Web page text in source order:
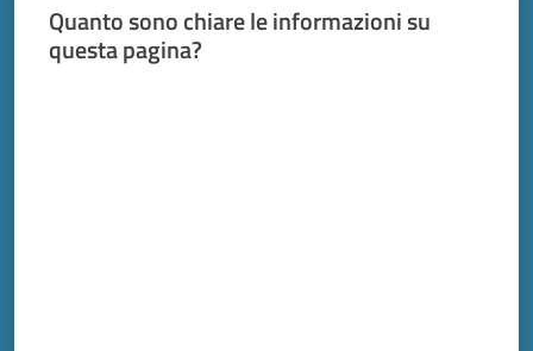
Vivere
Modena
Quanto sono chiare le informazioni su
questa pagina?